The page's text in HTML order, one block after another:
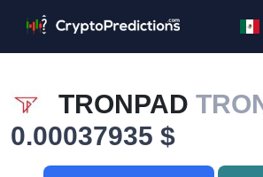
TRONPAD
0.00037935 $